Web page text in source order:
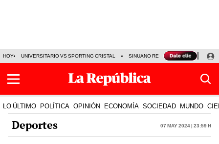
HOY UNIVERSITARIO VS SPORTING CRISTAL SINUANO RESULTADOS HOY
LO ÚLTIMO POLÍTICA OPINIÓN ECONOMÍA SOCIEDAD MUNDO
Deportes 07 May 2024 | 23:59 h